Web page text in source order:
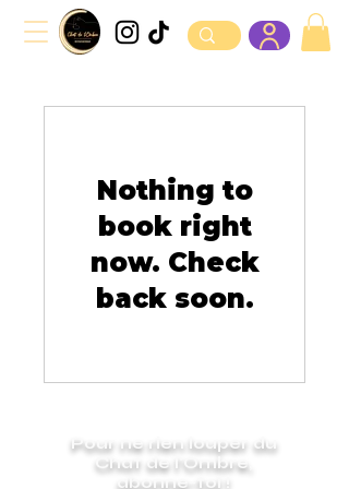
Nothing to
book right
now. Check
back soon.
Pour ne rien louper du
Chat de l'Ombre,
abonne-toi !